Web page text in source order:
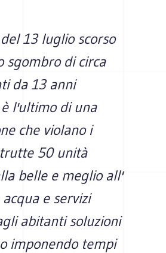
13 luglio scorso
sgombro di circa
da 13 anni
l'ultimo di una
che violano i
50 unità
belle e meglio all'
e servizi
abitanti soluzioni
imponendo tempi